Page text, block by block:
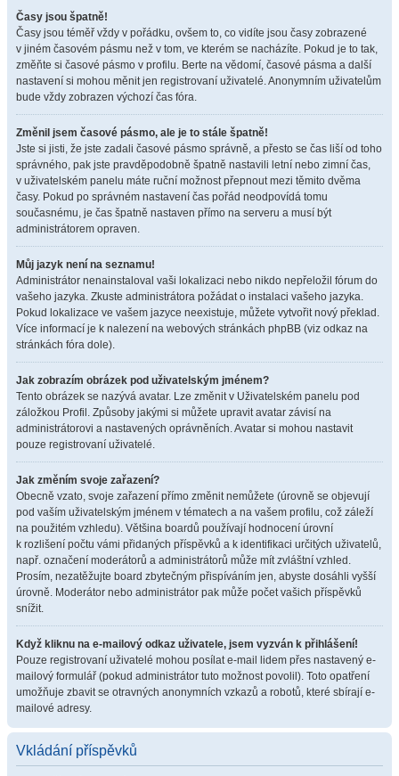
Časy jsou špatně!
Časy jsou téměř vždy v pořádku, ovšem to, co vidíte jsou časy zobrazené
v jiném časovém pásmu než v tom, ve kterém se nacházíte. Pokud je to tak,
změňte si časové pásmo v profilu. Berte na vědomí, časové pásma a další
nastavení si mohou měnit jen registrovaní uživatelé. Anonymním uživatelům
bude vždy zobrazen výchozí čas fóra.
Změnil jsem časové pásmo, ale je to stále špatně!
Jste si jisti, že jste zadali časové pásmo správně, a přesto se čas liší od toho
správného, pak jste pravděpodobně špatně nastavili letní nebo zimní čas,
v uživatelském panelu máte ruční možnost přepnout mezi těmito dvěma
časy. Pokud po správném nastavení čas pořád neodpovídá tomu
současnému, je čas špatně nastaven přímo na serveru a musí být
administrátorem opraven.
Můj jazyk není na seznamu!
Administrátor nenainstaloval vaši lokalizaci nebo nikdo nepřeložil fórum do
vašeho jazyka. Zkuste administrátora požádat o instalaci vašeho jazyka.
Pokud lokalizace ve vašem jazyce neexistuje, můžete vytvořit nový překlad.
Více informací je k nalezení na webových stránkách phpBB (viz odkaz na
stránkách fóra dole).
Jak zobrazím obrázek pod uživatelským jménem?
Tento obrázek se nazývá avatar. Lze změnit v Uživatelském panelu pod
záložkou Profil. Způsoby jakými si můžete upravit avatar závisí na
administrátorovi a nastavených oprávněních. Avatar si mohou nastavit
pouze registrovaní uživatelé.
Jak změním svoje zařazení?
Obecně vzato, svoje zařazení přímo změnit nemůžete (úrovně se objevují
pod vaším uživatelským jménem v tématech a na vašem profilu, což záleží
na použitém vzhledu). Většina boardů používají hodnocení úrovní
k rozlišení počtu vámi přidaných příspěvků a k identifikaci určitých uživatelů,
např. označení moderátorů a administrátorů může mít zvláštní vzhled.
Prosím, nezatěžujte board zbytečným přispíváním jen, abyste dosáhli vyšší
úrovně. Moderátor nebo administrátor pak může počet vašich příspěvků
snížit.
Když kliknu na e-mailový odkaz uživatele, jsem vyzván k přihlášení!
Pouze registrovaní uživatelé mohou posílat e-mail lidem přes nastavený e-
mailový formulář (pokud administrátor tuto možnost povolil). Toto opatření
umožňuje zbavit se otravných anonymních vzkazů a robotů, které sbírají e-
mailové adresy.
Vkládání příspěvků